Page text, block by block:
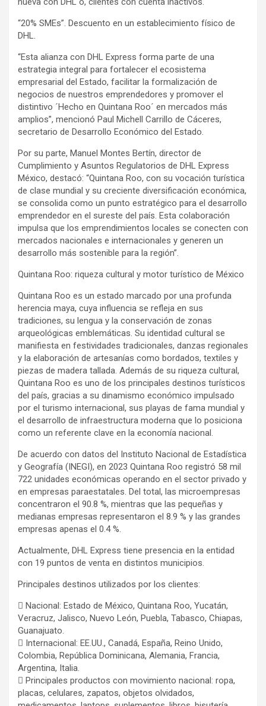
“20% SMEs”. Descuento en un establecimiento físico de
DHL.
“Esta alianza con DHL Express forma parte de una
estrategia integral para fortalecer el ecosistema
empresarial del Estado, facilitar la formalización de
negocios de nuestros emprendedores y promover el
distintivo ´Hecho en Quintana Roo´ en mercados más
amplios”, mencionó Paul Michell Carrillo de Cáceres,
secretario de Desarrollo Económico del Estado.
Por su parte, Manuel Montes Bertín, director de
Cumplimiento y Asuntos Regulatorios de DHL Express
México, destacó: “Quintana Roo, con su vocación turística
de clase mundial y su creciente diversificación económica,
se consolida como un punto estratégico para el desarrollo
emprendedor en el sureste del país. Esta colaboración
impulsa que los emprendimientos locales se conecten con
mercados nacionales e internacionales y generen un
desarrollo más sostenible para la región”.
Quintana Roo: riqueza cultural y motor turístico de México
Quintana Roo es un estado marcado por una profunda
herencia maya, cuya influencia se refleja en sus
tradiciones, su lengua y la conservación de zonas
arqueológicas emblemáticas. Su identidad cultural se
manifiesta en festividades tradicionales, danzas regionales
y la elaboración de artesanías como bordados, textiles y
piezas de madera tallada. Además de su riqueza cultural,
Quintana Roo es uno de los principales destinos turísticos
del país, gracias a su dinamismo económico impulsado
por el turismo internacional, sus playas de fama mundial y
el desarrollo de infraestructura moderna que lo posiciona
como un referente clave en la economía nacional.
De acuerdo con datos del Instituto Nacional de Estadística
y Geografía (INEGI), en 2023 Quintana Roo registró 58 mil
722 unidades económicas operando en el sector privado y
en empresas paraestatales. Del total, las microempresas
concentraron el 90.8 %, mientras que las pequeñas y
medianas empresas representaron el 8.9 % y las grandes
empresas apenas el 0.4 %.
Actualmente, DHL Express tiene presencia en la entidad
con 19 puntos de venta en distintos municipios.
Principales destinos utilizados por los clientes:
 Nacional: Estado de México, Quintana Roo, Yucatán,
Veracruz, Jalisco, Nuevo León, Puebla, Tabasco, Chiapas,
Guanajuato.
 Internacional: EE.UU., Canadá, España, Reino Unido,
Colombia, República Dominicana, Alemania, Francia,
Argentina, Italia.
 Principales productos con movimiento nacional: ropa,
placas, celulares, zapatos, objetos olvidados,